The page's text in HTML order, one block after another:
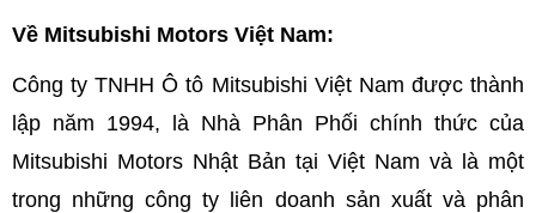
Về Mitsubishi Motors Việt Nam:
Công ty TNHH Ô tô Mitsubishi Việt Nam được thành
lập năm 1994, là Nhà Phân Phối chính thức của
Mitsubishi Motors Nhật Bản tại Việt Nam và là một
trong những công ty liên doanh sản xuất và phân